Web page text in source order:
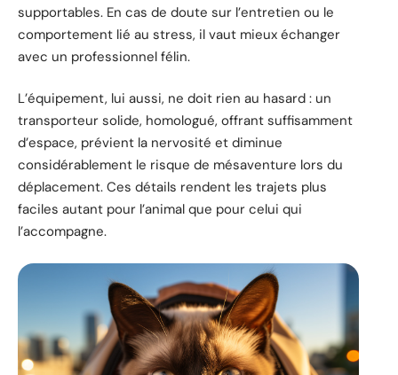
supportables. En cas de doute sur l’entretien ou le
comportement lié au stress, il vaut mieux échanger
avec un professionnel félin.
L’équipement, lui aussi, ne doit rien au hasard : un
transporteur solide, homologué, offrant suffisamment
d’espace, prévient la nervosité et diminue
considérablement le risque de mésaventure lors du
déplacement. Ces détails rendent les trajets plus
faciles autant pour l’animal que pour celui qui
l’accompagne.